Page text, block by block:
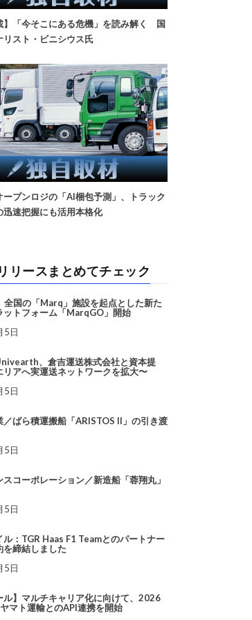
】「今そこにある危機」を読み解く 国
リスト・ビニシウス氏
ープンロジの「AI梱包予測」、トラック
迅速把握にも活用本格化
リリースまとめてチェック
全国の「Marq」施設を起点とした新た
ットフォーム「MarqGO」開始
5日
、倉吉運送株式会社と資本提
リアへ実運送ネットワークを拡大〜
5日
／ばら積運搬船「ARISTOS II」の引き渡
5日
スコーポレーション／新造船「蓉翔丸」
5日
ル：TGR Haas F1 Teamとのパートナー
を締結しました
5日
ル】マルチキャリア化に向けて、2026
マト運輸とのAPI連携を開始